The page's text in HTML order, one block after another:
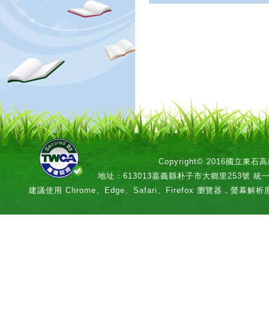
Copyright© 2016國立東石高
地址：613013嘉義縣朴子市大鄉里253號 統
建議使用 Chrome、Edge、Safari、Firefox 瀏覽器，螢幕解